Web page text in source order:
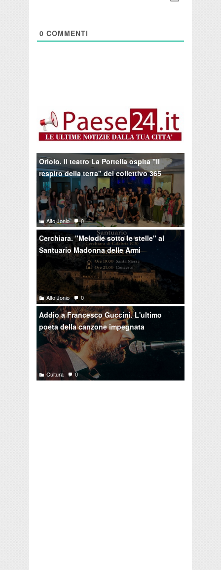
0 COMMENTI
Oriolo. Il teatro La Portella ospita "Il
respiro della terra" del collettivo 365
Alto Jonio 0
Cerchiara. "Melodie sotto le stelle" al
Santuario Madonna delle Armi
Alto Jonio 0
Addio a Francesco Guccini. L'ultimo
poeta della canzone impegnata
Cultura 0